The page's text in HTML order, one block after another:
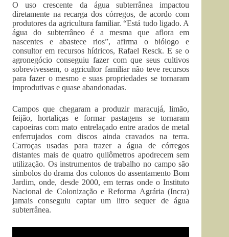
O uso crescente da água subterrânea impactou
diretamente na recarga dos córregos, de acordo com
produtores da agricultura familiar. “Está tudo ligado. A
água do subterrâneo é a mesma que aflora em
nascentes e abastece rios”, afirma o biólogo e
consultor em recursos hídricos, Rafael Resck. E se o
agronegócio conseguiu fazer com que seus cultivos
sobrevivessem, o agricultor familiar não teve recursos
para fazer o mesmo e suas propriedades se tornaram
improdutivas e quase abandonadas.
Campos que chegaram a produzir maracujá, limão,
feijão, hortaliças e formar pastagens se tornaram
capoeiras com mato entrelaçado entre arados de metal
enferrujados com discos ainda cravados na terra.
Carroças usadas para trazer a água de córregos
distantes mais de quatro quilômetros apodrecem sem
utilização. Os instrumentos de trabalho no campo são
símbolos do drama dos colonos do assentamento Bom
Jardim, onde, desde 2000, em terras onde o Instituto
Nacional de Colonização e Reforma Agrária (Incra)
jamais conseguiu captar um litro sequer de água
subterrânea.